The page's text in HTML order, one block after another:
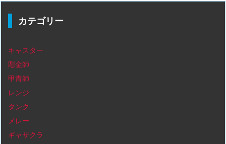
カテゴリー
キャスター
彫金師
甲冑師
レンジ
タンク
メレー
ギャザクラ